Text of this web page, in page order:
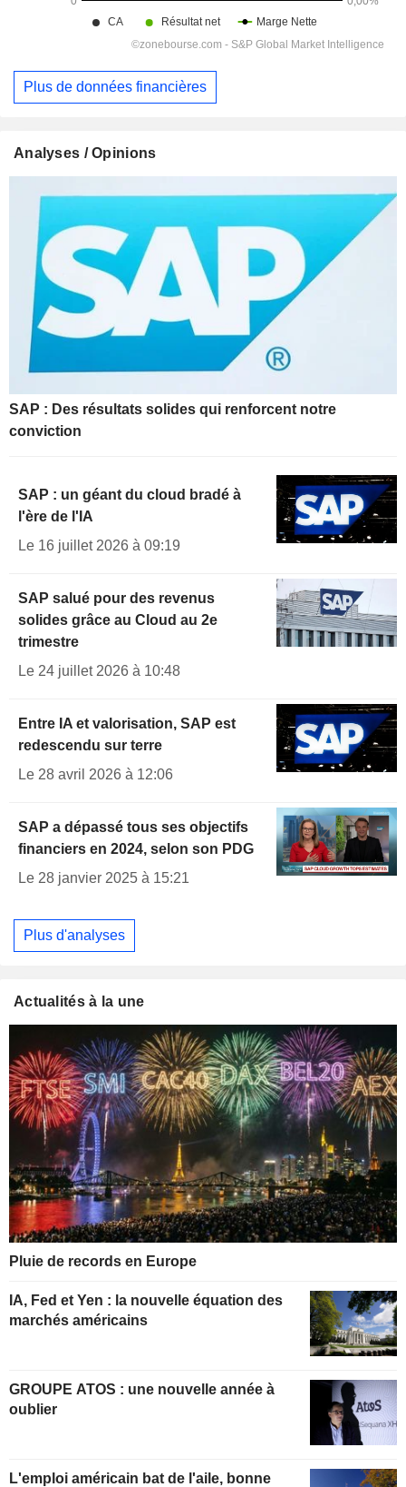
Plus de données financières
Analyses / Opinions
SAP : Des résultats solides qui renforcent notre
conviction
SAP : un géant du cloud bradé à
l'ère de l'IA
Le 16 juillet 2026 à 09:19
SAP salué pour des revenus
solides grâce au Cloud au 2e
trimestre
Le 24 juillet 2026 à 10:48
Entre IA et valorisation, SAP est
redescendu sur terre
Le 28 avril 2026 à 12:06
SAP a dépassé tous ses objectifs
financiers en 2024, selon son PDG
Le 28 janvier 2025 à 15:21
Plus d'analyses
Actualités à la une
Pluie de records en Europe
IA, Fed et Yen : la nouvelle équation des
marchés américains
GROUPE ATOS : une nouvelle année à
oublier
L'emploi américain bat de l'aile, bonne